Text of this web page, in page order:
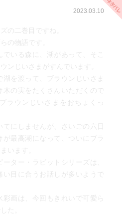
2023.03.10
の二巻目ですね。
の物語です。
でいる森に、湖があって、そこ
ンじいさまがすんでいます。
湖を渡って、ブラウンじいさま
木の実をたくさんいただくので
ラウンじいさまをおちょくっ
てにしませんが、さいごの六日
が最高潮になって、ついにブラ
います。
ター・ラビットシリーズは、
目に合うお話しが多いようで
画は、今回もきれいで可愛ら
た。